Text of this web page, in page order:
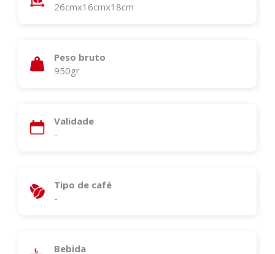
26cmx16cmx18cm
Peso bruto
950gr
Validade
-
Tipo de café
-
Bebida